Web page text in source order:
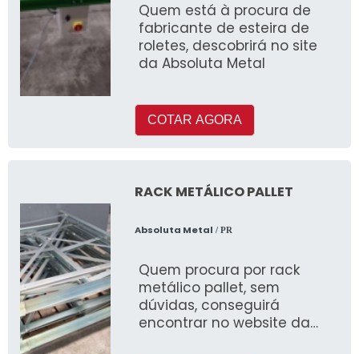
Quem está à procura de
fabricante de esteira de
roletes, descobrirá no site
da Absoluta Metal
COTAR AGORA
RACK METÁLICO PALLET
Absoluta Metal / PR
Quem procura por rack
metálico pallet, sem
dúvidas, conseguirá
encontrar no website da